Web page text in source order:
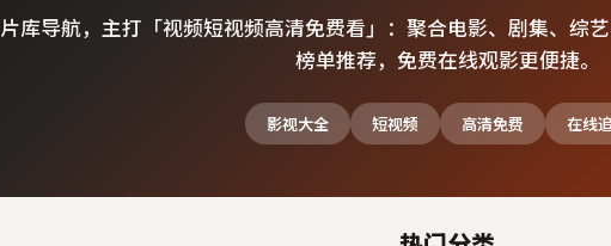
库导航，主打「视频短视频高清免费看 」：聚合电影、剧集、综
榜单推荐，免费在线观影更便捷。
影视大全 短视频 高清免费 在线